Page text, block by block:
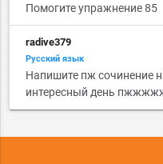
Помогите упражнение 85
radive379
Русский язык
Напишите пж сочинение
интересный день